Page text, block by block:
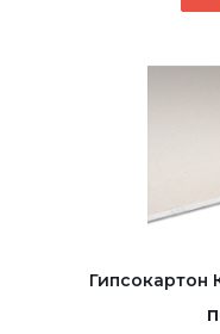
Гипсокартон